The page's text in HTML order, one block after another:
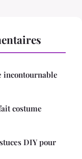
incontournable
costume
DIY pour